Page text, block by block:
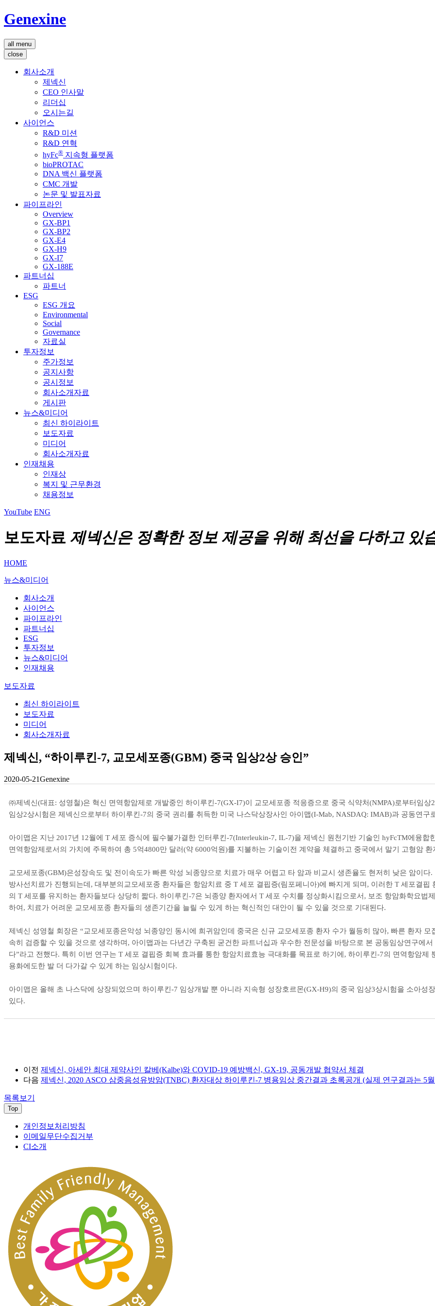
Genexine
all menu
close
회사소개
제넥신
CEO 인사말
리더십
오시는길
사이언스
R&D 미션
R&D 연혁
hyFc® 지속형 플랫폼
bioPROTAC
DNA 백신 플랫폼
CMC 개발
논문 및 발표자료
파이프라인
Overview
GX-BP1
GX-BP2
GX-E4
GX-H9
GX-I7
GX-188E
파트너십
파트너
ESG
ESG 개요
Environmental
Social
Governance
자료실
투자정보
주가정보
공지사항
공시정보
회사소개자료
게시판
뉴스&미디어
최신 하이라이트
보도자료
미디어
회사소개자료
인재채용
인재상
복지 및 근무환경
채용정보
YouTube ENG
보도자료 제넥신은 정확한 정보 제공을 위해 최선을 다하고 있
HOME
뉴스&미디어
회사소개
사이언스
파이프라인
파트너십
ESG
투자정보
뉴스&미디어
인재채용
보도자료
최신 하이라이트
보도자료
미디어
회사소개자료
제넥신, “하이루킨-7, 교모세포종(GBM) 중국 임상2상 승인”
2020-05-21Genexine
㈜제넥신 (대표: 성영철)은 혁신 면역항암제로 개발중인 하이루킨 -7(GX-I7)이 교모세포종 적응증으로 중국 식약처(NMPA)로부터임상2
임상2상시험은 제넥신으로부터 하이루킨 -7의 중국 권리를 취득한 미국 나스닥상장사인 아이맵(I-Mab, NASDAQ: IMAB)과 공동연구
아이맵은 지난 2017년 12월에 T 세포 증식에 필수불가결한 인터루킨 -7(Interleukin-7, IL-7)을 제넥신 원천기반 기술인 hyFcTM에융합
면역항암제로서의 가치에 주목하여 총 5억4800만 달러(약 6000억원)를 지불하는 기술이전 계약을 체결하고 중국에서 말기 고형암
교모세포종(GBM)은성장속도 및 전이속도가 빠른 악성 뇌종양으로 치료가 매우 어렵고 타 암과 비교시 생존율도 현저히 낮은 암이다.
방사선치료가 진행되는데 , 대부분의교모세포종 환자들은 항암치료 중 T 세포 결핍증(림포페니아)에 빠지게 되며 , 이러한 T 세포결핍
의 T 세포를 유지하는 환자들보다 상당히 짧다. 하이루킨 -7은 뇌종양 환자에서 T 세포 수치를 정상화시킴으로서 , 보조 항암화학요법
하여 , 치료가 어려운 교모세포종 환자들의 생존기간을 늘릴 수 있게 하는 혁신적인 대안이 될 수 있을 것으로 기대된다.
제넥신 성영철 회장은 “교모세포종은악성 뇌종양인 동시에 희귀암인데 중국은 신규 교모세포종 환자 수가 월등히 많아, 빠른 환자 모
속히 검증할 수 있을 것으로 생각하며 , 아이맵과는 다년간 구축된 굳건한 파트너십과 우수한 전문성을 바탕으로 본 공동임상연구에
다”라고 전했다. 특히 이번 연구는 T 세포 결핍증 회복 효과를 통한 항암치료효능 극대화를 목표로 하기에 , 하이루킨 -7의 면역항암제
용화에도한 발 더 다가갈 수 있게 하는 임상시험이다.
아이맵은 올해 초 나스닥에 상장되었으며 하이루킨 -7 임상개발 뿐 아니라 지속형 성장호르몬(GX-H9)의 중국 임상3상시험을 소아성
있다.
이전 제넥신, 아세안 최대 제약사인 칼베(Kalbe)와 COVID-19 예방백신, GX-19, 공동개발 협약서 체결
다음 제넥신, 2020 ASCO 삼중음성유방암(TNBC) 환자대상 하이루킨-7 병용임상 중간결과 초록공개 (실제 연구결과는 5
목록보기
Top
개인정보처리방침
이메일무단수집거부
CI소개